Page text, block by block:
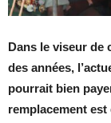
Dans le viseur de
des années,
pourrait bien
remplacement